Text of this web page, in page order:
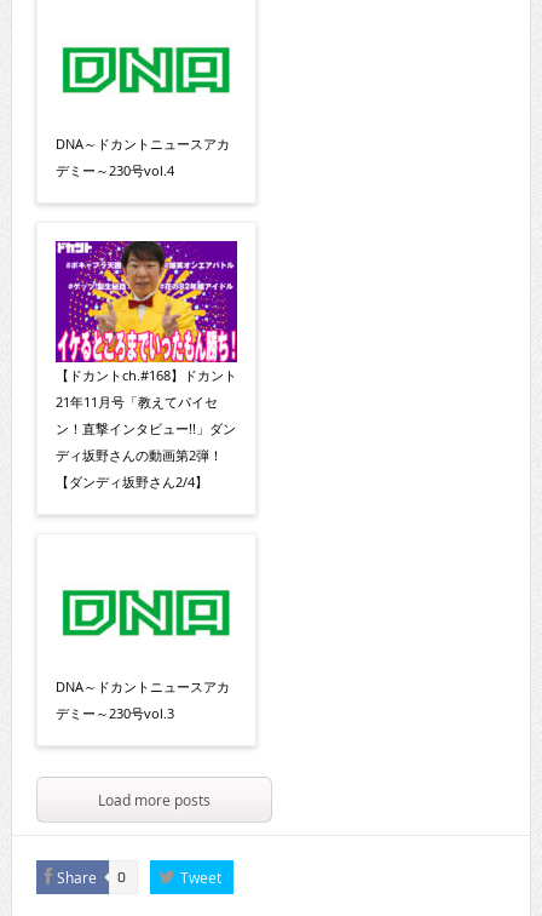
DNA～ドカントニュースアカ
デミー～230号vol.4
【ドカントch.#168】ドカント
21年11月号「教えてパイセ
ン！直撃インタビュー!!」ダン
ディ坂野さんの動画第2弾！
【ダンディ坂野さん2/4】
DNA～ドカントニュースアカ
デミー～230号vol.3
Load more posts
Share 0 Tweet